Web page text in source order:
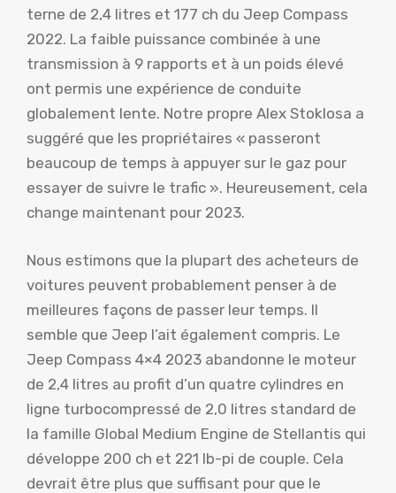
terne de 2,4 litres et 177 ch du Jeep Compass
2022. La faible puissance combinée à une
transmission à 9 rapports et à un poids élevé
ont permis une expérience de conduite
globalement lente. Notre propre Alex Stoklosa a
suggéré que les propriétaires « passeront
beaucoup de temps à appuyer sur le gaz pour
essayer de suivre le trafic ». Heureusement, cela
change maintenant pour 2023.
Nous estimons que la plupart des acheteurs de
voitures peuvent probablement penser à de
meilleures façons de passer leur temps. Il
semble que Jeep l’ait également compris. Le
Jeep Compass 4×4 2023 abandonne le moteur
de 2,4 litres au profit d’un quatre cylindres en
ligne turbocompressé de 2,0 litres standard de
la famille Global Medium Engine de Stellantis qui
développe 200 ch et 221 lb-pi de couple. Cela
devrait être plus que suffisant pour que le